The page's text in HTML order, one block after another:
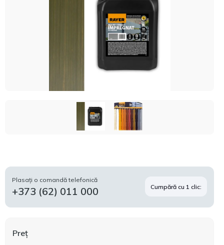
Plasați o comandă telefonică
+373 (62) 011 000 Cumpără cu 1 clic:
Preț